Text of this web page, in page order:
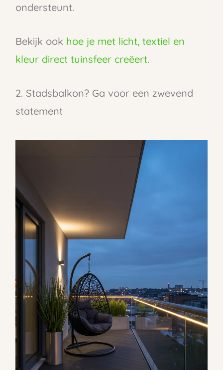
ondersteunt.
Bekijk ook hoe je met licht, textiel en
kleur direct tuinsfeer creëert.
2. Stadsbalkon? Ga voor een zwevend
statement